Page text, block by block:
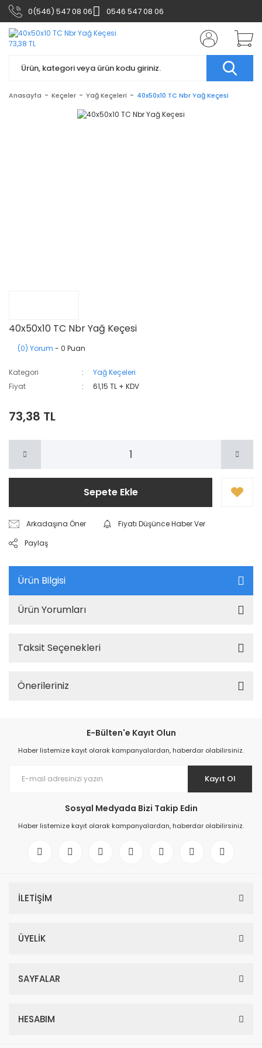
0(546) 547 08 06 0546 547 08 06
Anasayfa Keçeler Yağ Keçeleri 40x50x10 TC Nbr Yağ Keçesi
40x50x10 TC Nbr Yağ Keçesi
(0) Yorum - 0 Puan
Kategori
Yağ Keçeleri
Fiyat
61,15 TL + KDV
73,38 TL
Sepete Ekle
Arkadaşına Öner
Fiyatı Düşünce Haber Ver
Paylaş
Ürün Bilgisi
Ürün Yorumları
Taksit Seçenekleri
Önerileriniz
E-Bülten'e Kayıt Olun
Haber listemize kayıt olarak kampanyalardan, haberdar olabilirsiniz.
Kayıt Ol
Sosyal Medyada Bizi Takip Edin
Haber listemize kayıt olarak kampanyalardan, haberdar olabilirsiniz.
İLETİŞİM
ÜYELİK
SAYFALAR
HESABIM